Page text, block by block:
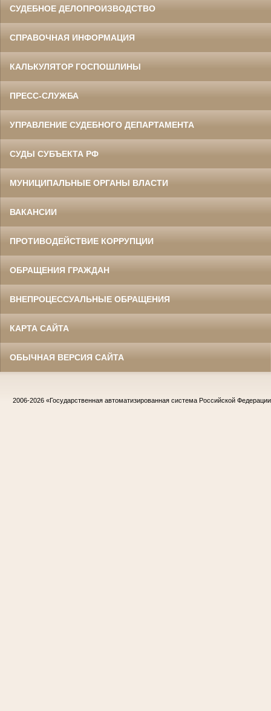
СУДЕБНОЕ ДЕЛОПРОИЗВОДСТВО
СПРАВОЧНАЯ ИНФОРМАЦИЯ
КАЛЬКУЛЯТОР ГОСПОШЛИНЫ
ПРЕСС-СЛУЖБА
УПРАВЛЕНИЕ СУДЕБНОГО ДЕПАРТАМЕНТА
СУДЫ СУБЪЕКТА РФ
МУНИЦИПАЛЬНЫЕ ОРГАНЫ ВЛАСТИ
ВАКАНСИИ
ПРОТИВОДЕЙСТВИЕ КОРРУПЦИИ
ОБРАЩЕНИЯ ГРАЖДАН
ВНЕПРОЦЕССУАЛЬНЫЕ ОБРАЩЕНИЯ
КАРТА САЙТА
ОБЫЧНАЯ ВЕРСИЯ САЙТА
2006-2026 «Государственная автоматизированная система Российской